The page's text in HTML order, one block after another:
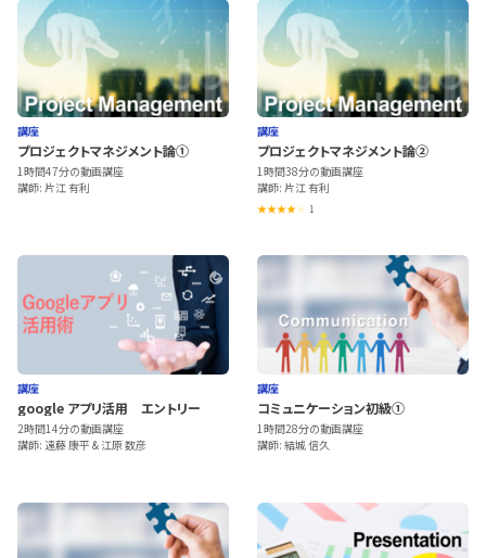
講座
プロジェクトマネジメント論①
1時間47分の動画講座
講師: 片江 有利
講座
プロジェクトマネジメント論②
1時間38分の動画講座
講師: 片江 有利
1
講座
google アプリ活用 エントリー
2時間14分の動画講座
講師: 遠藤 康平 & 江原 数彦
講座
コミュニケーション初級①
1時間28分の動画講座
講師: 結城 信久